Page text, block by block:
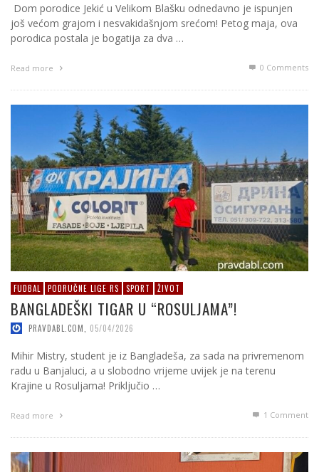
​ Dom porodice Jekić u Velikom Blašku odnedavno je ispunjen
još većom grajom i nesvakidašnjom srećom! Petog maja, ova
porodica postala je bogatija za dva …
Read more 0 Comments
FUDBAL PODRUČNE LIGE RS SPORT ŽIVOT
BANGLADEŠKI TIGAR U “ROSULJAMA”!
PRAVDABL.COM 05/04/2026
Mihir Mistry, student je iz Bangladeša, za sada na privremenom
radu u Banjaluci, a u slobodno vrijeme uvijek je na terenu
Krajine u Rosuljama! Priključio …
Read more 1 Comment